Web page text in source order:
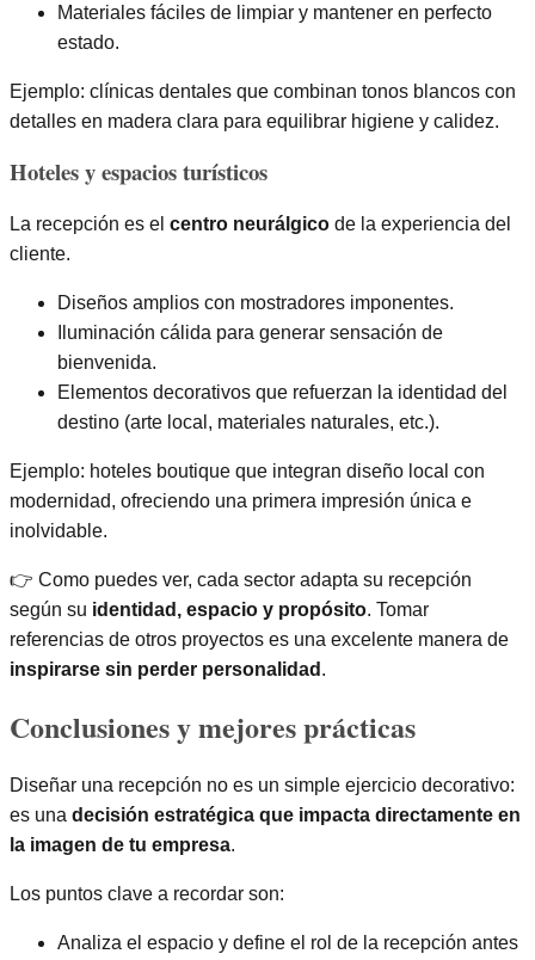
Materiales fáciles de limpiar y mantener en perfecto
estado.
Ejemplo: clínicas dentales que combinan tonos blancos con
detalles en madera clara para equilibrar higiene y calidez.
Hoteles y espacios turísticos
La recepción es el centro neurálgico de la experiencia del
cliente.
Diseños amplios con mostradores imponentes.
Iluminación cálida para generar sensación de
bienvenida.
Elementos decorativos que refuerzan la identidad del
destino (arte local, materiales naturales, etc.).
Ejemplo: hoteles boutique que integran diseño local con
modernidad, ofreciendo una primera impresión única e
inolvidable.
👉 Como puedes ver, cada sector adapta su recepción
según su identidad, espacio y propósito. Tomar
referencias de otros proyectos es una excelente manera de
inspirarse sin perder personalidad .
Conclusiones y mejores prácticas
Diseñar una recepción no es un simple ejercicio decorativo:
es una decisión estratégica que impacta directamente en
la imagen de tu empresa.
Los puntos clave a recordar son:
Analiza el espacio y define el rol de la recepción antes